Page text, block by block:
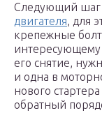
Следующий шаг
двигателя, для
крепежные
интересующему
его снятие,
и одна в
нового
обратный